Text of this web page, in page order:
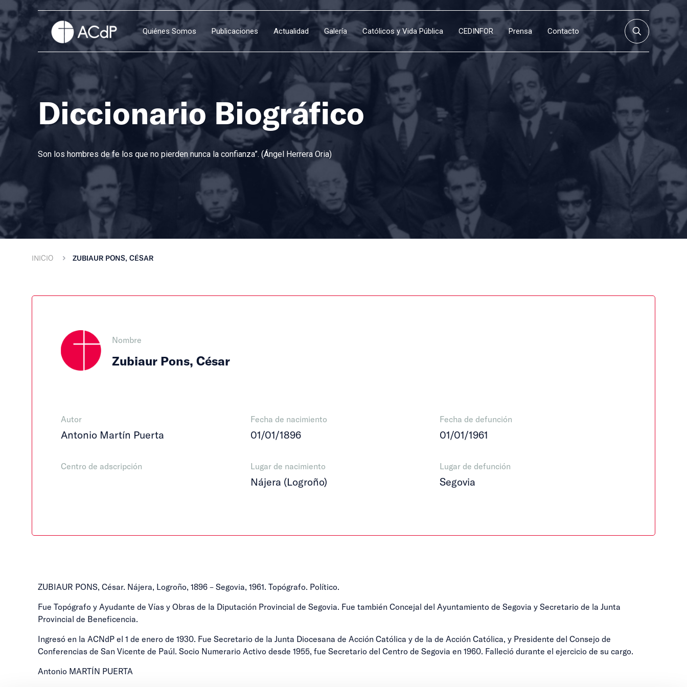
Quiénes Somos Publicaciones Actualidad Galería Católicos y Vida Pública CEDINFOR Prensa Contacto
Diccionario Biográfico
Son los hombres de fe los que no pierden nunca la confianza”. (Ángel Herrera Oria)
INICIO ZUBIAUR PONS, CÉSAR
Nombre
Zubiaur Pons, César
Autor
Antonio Martín Puerta
Centro de adscripción
Fecha de nacimiento
01/01/1896
Lugar de nacimiento
Nájera (Logroño)
Fecha de defunción
01/01/1961
Lugar de defunción
Segovia
ZUBIAUR PONS, César. Nájera, Logroño, 1896 – Segovia, 1961. Topógrafo. Político.
Fue Topógrafo y Ayudante de Vías y Obras de la Diputación Provincial de Segovia. Fue también Concejal del Ayuntamiento de Segovia y Secretario de la Junta
Provincial de Beneficencia.
Ingresó en la ACNdP el 1 de enero de 1930. Fue Secretario de la Junta Diocesana de Acción Católica y de la de Acción Católica, y Presidente del Consejo de
Conferencias de San Vicente de Paúl. Socio Numerario Activo desde 1955, fue Secretario del Centro de Segovia en 1960. Falleció durante el ejercicio de su cargo.
Antonio MARTÍN PUERTA